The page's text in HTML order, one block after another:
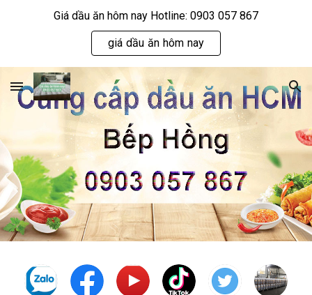
Giá dầu ăn hôm nay Hotline: 0903 057 867
giá dầu ăn hôm nay